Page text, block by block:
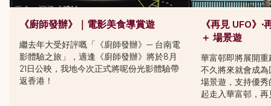
《廚師發辦》｜電影美食導賞遊
繼去年大受好評嘅「《廚師發辦》— 台南電
影體驗之旅」，適逢《廚師發辦》將於8月
21日公映，我地今次正式將呢份光影體驗帶
返香港！
《再見 UFO》
＋ 場景遊
華富邨即將展開
不久將來就會成
場景遊，支持優
起走入華富邨，再